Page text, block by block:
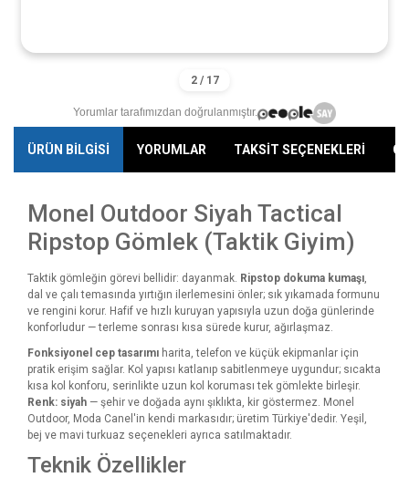
Yorumlar tarafımızdan doğrulanmıştır.
ÜRÜN BİLGİSİ YORUMLAR TAKSİT SEÇENEKLERİ
Monel Outdoor Siyah Tactical
Ripstop Gömlek (Taktik Giyim)
Taktik gömleğin görevi bellidir: dayanmak. Ripstop dokuma kumaşı,
dal ve çalı temasında yırtığın ilerlemesini önler; sık yıkamada formunu
ve rengini korur. Hafif ve hızlı kuruyan yapısıyla uzun doğa günlerinde
konforludur — terleme sonrası kısa sürede kurur, ağırlaşmaz.
Fonksiyonel cep tasarımı harita, telefon ve küçük ekipmanlar için
pratik erişim sağlar. Kol yapısı katlanıp sabitlenmeye uygundur; sıcakta
kısa kol konforu, serinlikte uzun kol koruması tek gömlekte birleşir.
Renk: siyah — şehir ve doğada aynı şıklıkta, kir göstermez. Monel
Outdoor, Moda Canel'in kendi markasıdır; üretim Türkiye'dedir. Yeşil,
bej ve mavi turkuaz seçenekleri ayrıca satılmaktadır.
Teknik Özellikler